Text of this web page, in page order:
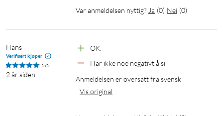
Var anmeldelsen nyttig? Ja (0) Nei (0)
Hans
Verifisert kjøper
5/5
2 år siden
OK.
Har ikke noe negativt å si
Anmeldelsen er oversatt fra svensk
Vis original